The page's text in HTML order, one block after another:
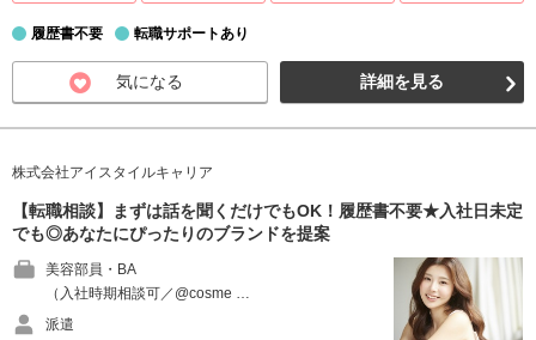
履歴書不要 転職サポートあり
気になる 詳細を見る
株式会社アイスタイルキャリア
【転職相談】まずは話を聞くだけでもOK！履歴書不要★入社日未定
でも◎あなたにぴったりのブランドを提案
美容部員・BA
（入社時期相談可／@cosme …
派遣